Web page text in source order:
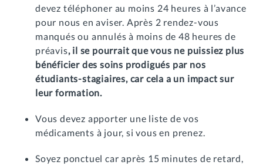
devez téléphoner au moins 24 heures à l’avance
pour nous en aviser. Après 2 rendez-vous
manqués ou annulés à moins de 48 heures de
préavis, il se pourrait que vous ne puissiez plus
bénéficier des soins prodigués par nos
étudiants-stagiaires, car cela a un impact sur
leur formation.
Vous devez apporter une liste de vos
médicaments à jour, si vous en prenez.
Soyez ponctuel car après 15 minutes de retard,